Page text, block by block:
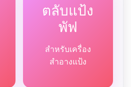
ตลับแป้ง
พัฟ
สำหรับเครื่อง
สำอางแป้ง